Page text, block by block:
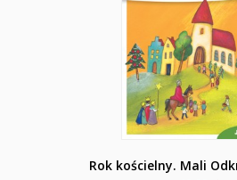
Rok kościelny. Mali